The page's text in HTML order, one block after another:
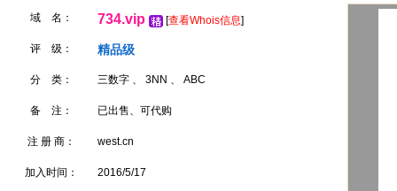
域 名： 734.vip [查看Whois信息]
评 级： 精品级
分 类： 三数字 、 3NN 、 ABC
备 注： 已出售、可代购
注 册 商： west.cn
加入时间： 2016/5/17